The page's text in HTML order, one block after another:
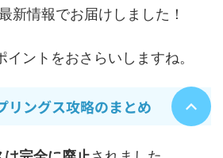
新情報でお届けしました！
イントをおさらいしますね。
リングス攻略のまとめ